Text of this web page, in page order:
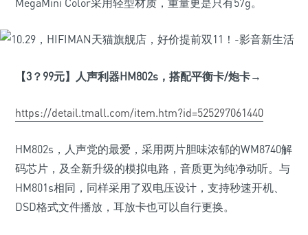
【3 ？99元】人声利器HM802s ，搭配平衡卡/炮卡→
https://detail.tmall.com/item.htm?id=525297061440
HM802s，人声党的最爱，采用两片胆味浓郁的WM8740解
码芯片，及全新升级的模拟电路，音质更为纯净动听。与
HM801s相同，同样采用了双电压设计，支持秒速开机、
DSD格式文件播放，耳放卡也可以自行更换。